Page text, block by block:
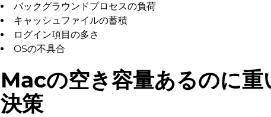
バックグラウンドプロセスの負荷
キャッシュファイルの蓄積
ログイン項目の多さ
OSの不具合
Macの空き容量あるのに重
決策